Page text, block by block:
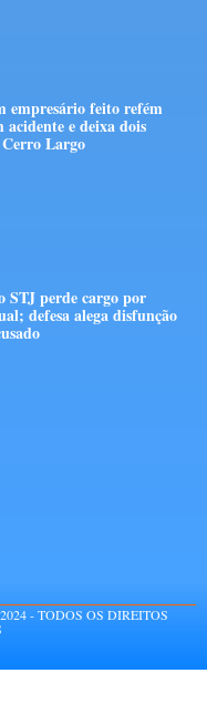
empresário feito refém
acidente e deixa dois
Largo
STJ perde cargo por
defesa alega disfunção
- TODOS OS DIREITOS